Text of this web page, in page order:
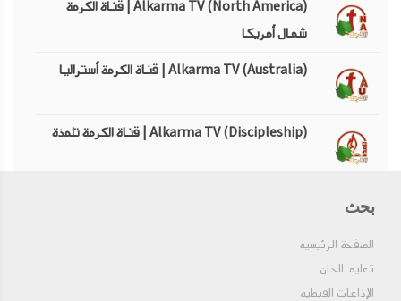
Alkarma TV (North America) | قناة الكرمة
شمال أمريكا
Alkarma TV (Australia) | قناة الكرمة أستراليا
Alkarma TV (Discipleship) | قناة الكرمة تلمذة
بحث
الصفحة الرئيسيه
تعليم الحان
الإذاعات القبطيه